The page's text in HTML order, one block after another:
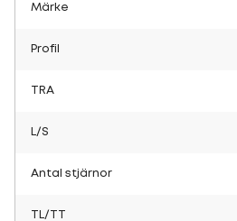
Märke
Profil
TRA
L/S
Antal stjärnor
TL/TT